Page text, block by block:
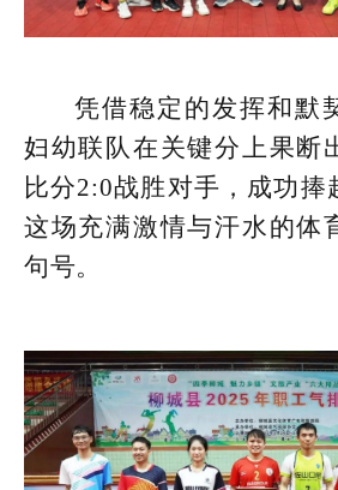
凭借稳定的发挥和默
妇幼联队在关键分上果断
比分2:0战胜对手，成功捧
这场充满激情与汗水的体
句号。